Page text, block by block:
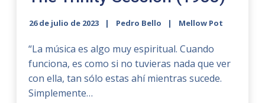
26 de julio de 2023 Pedro Bello Mellow Pot
“La música es algo muy espiritual. Cuando
funciona, es como si no tuvieras nada que ver
con ella, tan sólo estas ahí mientras sucede.
Simplemente…